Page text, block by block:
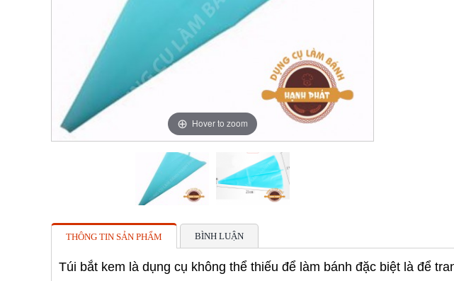
Hover to zoom
THÔNG TIN SẢN PHẨM BÌNH LUẬN
Túi bắt kem là dụng cụ không thể thiếu để làm bánh đặc biệt là để